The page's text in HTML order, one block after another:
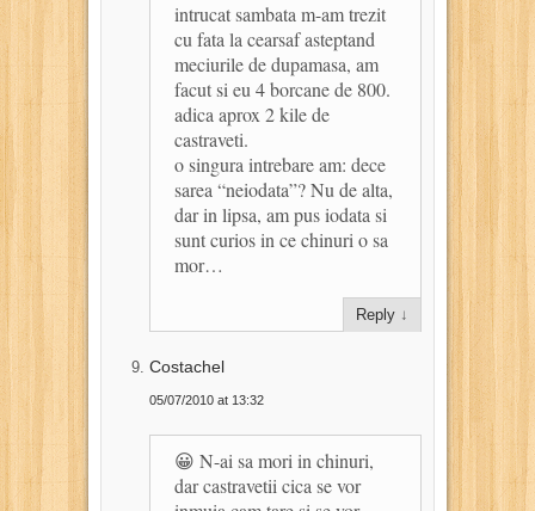
intrucat sambata m-am trezit
cu fata la cearsaf asteptand
meciurile de dupamasa, am
facut si eu 4 borcane de 800.
adica aprox 2 kile de
castraveti.
o singura intrebare am: dece
sarea “neiodata”? Nu de alta,
dar in lipsa, am pus iodata si
sunt curios in ce chinuri o sa
mor…
Reply ↓
Costachel
05/07/2010 at 13:32
😀 N-ai sa mori in chinuri,
dar castravetii cica se vor